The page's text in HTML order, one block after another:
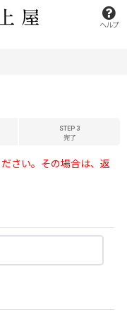
ヘルプ
STEP 3
完了
さい。その場合は、返